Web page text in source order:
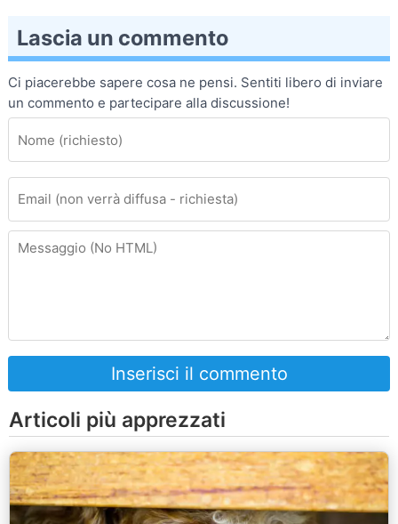
Lascia un commento
Ci piacerebbe sapere cosa ne pensi. Sentiti libero di inviare
un commento e partecipare alla discussione!
Inserisci il commento
Articoli più apprezzati